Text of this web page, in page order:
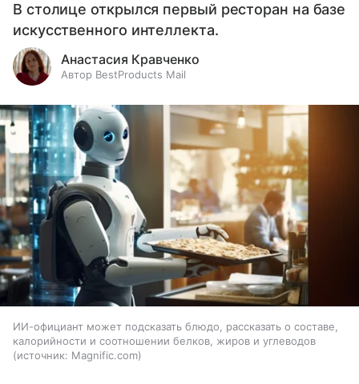
В столице открылся первый ресторан на базе
искусственного интеллекта.
Анастасия Кравченко
Автор BestProducts Mail
ИИ-официант может подсказать блюдо, рассказать о составе,
калорийности и соотношении белков, жиров и углеводов
источник: Magnific.com